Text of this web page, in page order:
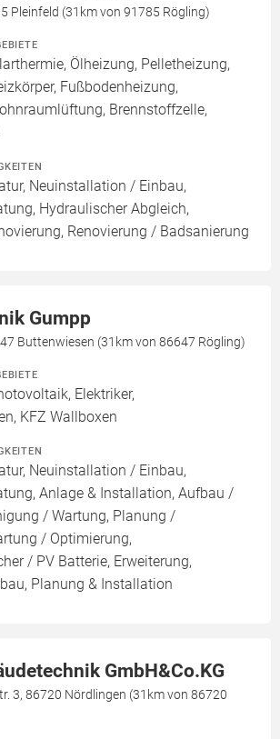
Pleinfeld (31km von 91785 Rögling)
Ölheizung, Pelletheizung,
Fußbodenheizung,
Brennstoffzelle,
Neuinstallation / Einbau,
Hydraulischer Abgleich,
Renovierung / Badsanierung
Gumpp
Buttenwiesen (31km von 86647 Rögling)
Elektriker,
KFZ Wallboxen
Neuinstallation / Einbau,
Anlage & Installation, Aufbau /
/ Wartung, Planung /
/ Optimierung,
/ PV Batterie, Erweiterung,
Planung & Installation
GmbH&Co.KG
3, 86720 Nördlingen (31km von 86720